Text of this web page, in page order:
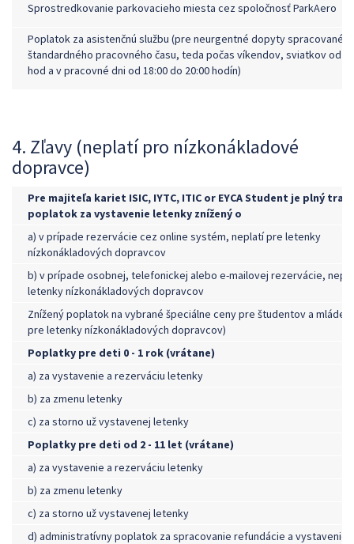
Sprostredkovanie parkovacieho miesta cez spoločnosť ParkAero
Poplatok za asistenčnú službu (pre neurgentné dopyty spracované
štandardného pracovného času, teda počas víkendov, sviatkov od
hod a v pracovné dni od 18:00 do 20:00 hodín)
4. Zľavy (neplatí pro nízkonákladové
dopravce)
Pre majiteľa kariet ISIC, IYTC, ITIC or EYCA Student je plný
poplatok za vystavenie letenky znížený o
a) v prípade rezervácie cez online systém, neplatí pre letenky
nízkonákladových dopravcov
b) v prípade osobnej, telefonickej alebo e-mailovej rezervácie,
letenky nízkonákladových dopravcov
Znížený poplatok na vybrané špeciálne ceny pre študentov a mládež
pre letenky nízkonákladových dopravcov)
Poplatky pre deti 0 - 1 rok (vrátane)
a) za vystavenie a rezerváciu letenky
b) za zmenu letenky
c) za storno už vystavenej letenky
Poplatky pre deti od 2 - 11 let (vrátane)
a) za vystavenie a rezerváciu letenky
b) za zmenu letenky
c) za storno už vystavenej letenky
d) administratívny poplatok za spracovanie refundácie a vystavenie